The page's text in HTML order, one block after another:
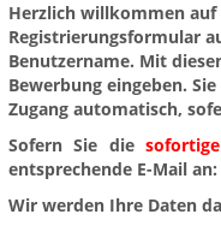
Herzlich willkommen
Registrierungsformular
Benutzername. Mit
Bewerbung eingeben.
Zugang automatisch,
Sofern Sie diesofortige
entsprechende E-Mail
Wir werden Ihre Daten